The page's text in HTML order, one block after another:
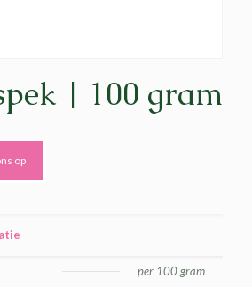
| 100 gram
op
per 100 gram